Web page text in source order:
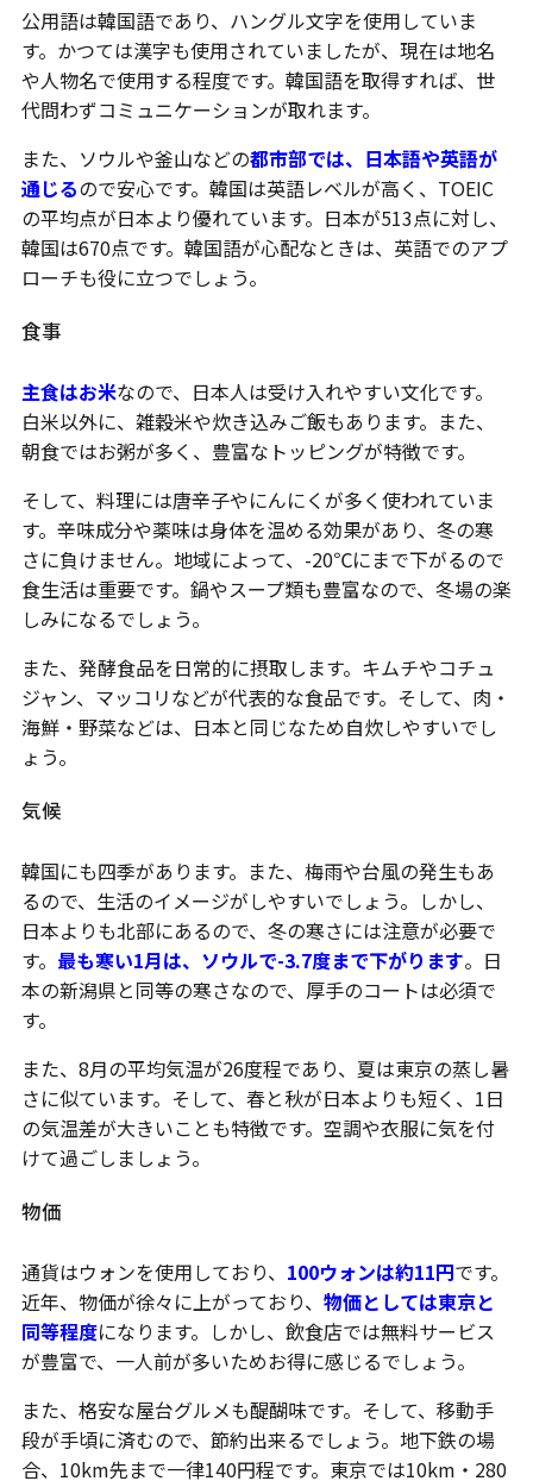
公用語は韓国語であり、ハングル文字を使用していま
す。かつては漢字も使用されていましたが、現在は地名
や人物名で使用する程度です。韓国語を取得すれば、世
代問わずコミュニケーションが取れます。
また、ソウルや釜山などの都市部では、日本語や英語が
通じるので安心です。韓国は英語レベルが高く、TOEIC
の平均点が日本より優れています。日本が513点に対し、
韓国は670点です。韓国語が心配なときは、英語でのアプ
ローチも役に立つでしょう。
食事
主食はお米なので、日本人は受け入れやすい文化です。
白米以外に、雑穀米や炊き込みご飯もあります。また、
朝食ではお粥が多く、豊富なトッピングが特徴です。
そして、料理には唐辛子やにんにくが多く使われていま
す。辛味成分や薬味は身体を温める効果があり、冬の寒
さに負けません。地域によって、-20℃にまで下がるので
食生活は重要です。鍋やスープ類も豊富なので、冬場の楽
しみになるでしょう。
また、発酵食品を日常的に摂取します。キムチやコチュ
ジャン、マッコリなどが代表的な食品です。そして、肉・
海鮮・野菜などは、日本と同じなため自炊しやすいでし
ょう。
気候
韓国にも四季があります。また、梅雨や台風の発生もあ
るので、生活のイメージがしやすいでしょう。しかし、
日本よりも北部にあるので、冬の寒さには注意が必要で
す。 最も寒い1月は、ソウルで-3.7度まで下がります。日
本の新潟県と同等の寒さなので、厚手のコートは必須で
す。
また、8月の平均気温が26度程であり、夏は東京の蒸し暑
さに似ています。そして、春と秋が日本よりも短く、1日
の気温差が大きいことも特徴です。空調や衣服に気を付
けて過ごしましょう。
物価
通貨はウォンを使用しており、 100ウォンは約11円です。
近年、物価が徐々に上がっており、 物価としては東京と
同等程度になります。しかし、飲食店では無料サービス
が豊富で、一人前が多いためお得に感じるでしょう。
また、格安な屋台グルメも醍醐味です。そして、移動手
段が手頃に済むので、節約出来るでしょう。地下鉄の場
合、10km先まで一律140円程です。東京では10km・280